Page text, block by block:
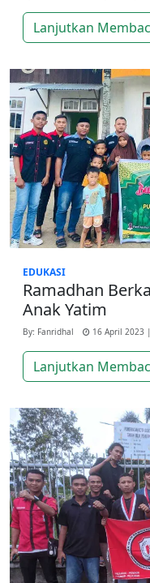
Lanjutkan
EDUKASI
Ramadhan
Anak Yatim
By: Fanridhal 16 April 2023
Lanjutkan